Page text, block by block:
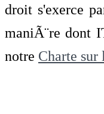
droit s'exerce
maniÃ¨re dont
notre Charte sur